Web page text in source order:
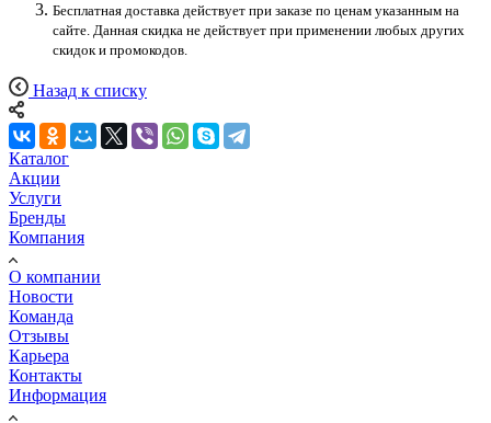
Бесплатная доставка действует при заказе по ценам указанным на
сайте. Данная скидка не действует при применении любых других
скидок и промокодов.
Назад к списку
Каталог
Акции
Услуги
Бренды
Компания
О компании
Новости
Команда
Отзывы
Карьера
Контакты
Информация